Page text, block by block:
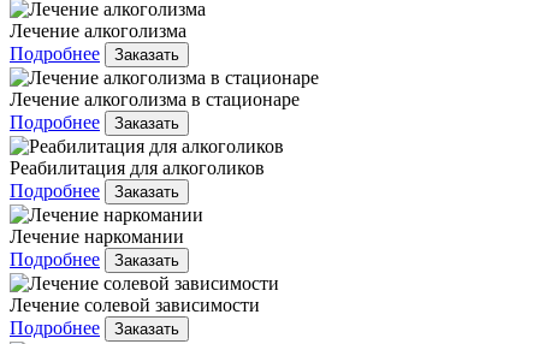
Лечение алкоголизма
Подробнее
Заказать
Лечение алкоголизма в стационаре
Подробнее
Заказать
Реабилитация для алкоголиков
Подробнее
Заказать
Лечение наркомании
Подробнее
Заказать
Лечение солевой зависимости
Подробнее
Заказать